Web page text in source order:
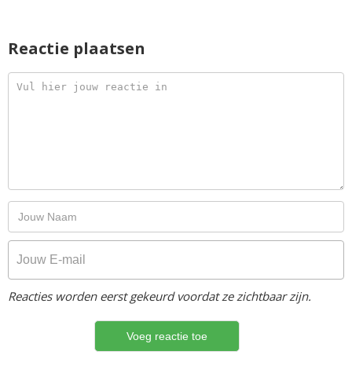
Reactie plaatsen
Reacties worden eerst gekeurd voordat ze zichtbaar zijn.